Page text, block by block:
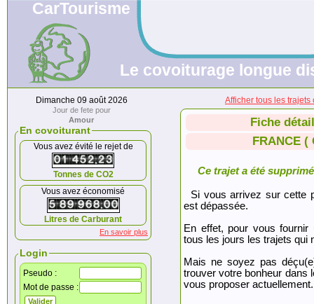
CarTourisme
Le covoiturage longue
Dimanche 09 août 2026
Jour de fete pour
Amour
En covoiturant
Vous avez évité le rejet de
Tonnes de CO2
Vous avez économisé
Litres de Carburant
En savoir plus
Login
Pseudo :
Mot de passe :
Afficher tous les trajets
Fiche
FRANCE (
Ce trajet a été
Si vous arrivez sur cette
est dépassée.
En effet, pour vous fournir
tous les jours les trajets qui
Mais ne soyez pas
trouver votre bonheur dans
vous proposer actuellement.